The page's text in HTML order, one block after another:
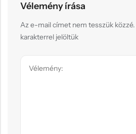
Vélemény írása
Az e-mail címet nem tesszük közzé.
karakterrel jelöltük